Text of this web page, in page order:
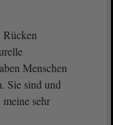
Rücken
Menschen
Sie sind und
meine sehr